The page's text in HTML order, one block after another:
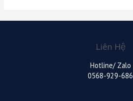
Liên Hệ
Hotline/ Zalo
0568-929-686